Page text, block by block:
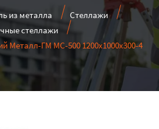
из металла
Стеллажи
стеллажи
Металл-ГМ МС-500 1200x1000x300-4